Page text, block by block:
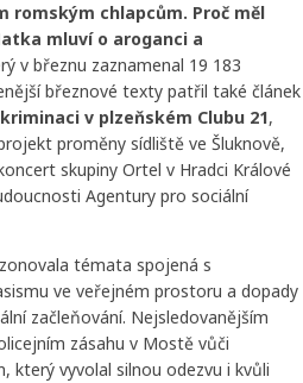
romským chlapcům. Proč měl
mluví o aroganci a
v březnu zaznamenal 19 183
březnové texty patřil také článek
v plzeňském Clubu 21,
proměny sídliště ve Šluknově,
skupiny Ortel v Hradci Králové
Agentury pro sociální
témata spojená s
ve veřejném prostoru a dopady
začleňování. Nejsledovanějším
zásahu v Mostě vůči
který vyvolal silnou odezvu i kvůli